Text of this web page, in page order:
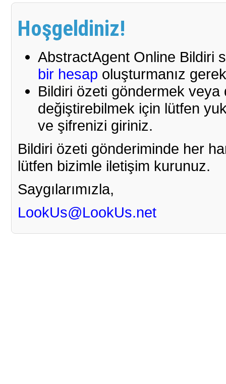
Hoşgeldiniz!
AbstractAgent Online Bildiri
bir hesap oluşturmanız
Bildiri özeti göndermek veya
değiştirebilmek için lütfen
ve şifrenizi giriniz.
Bildiri özeti gönderiminde her
lütfen bizimle iletişim kurunuz.
Saygılarımızla,
LookUs@LookUs.net